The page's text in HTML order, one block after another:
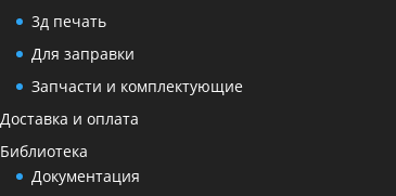
3д печать
Для заправки
Запчасти и комплектующие
Доставка и оплата
Библиотека
Документация